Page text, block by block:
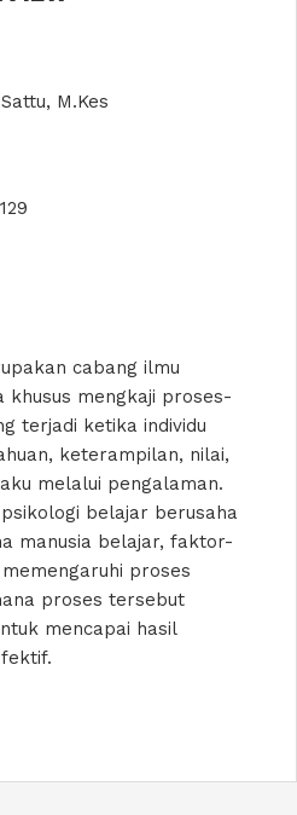
M.Kes
cabang ilmu
khusus mengkaji proses-
terjadi ketika individu
keterampilan, nilai,
melalui pengalaman.
belajar berusaha
manusia belajar, faktor-
proses
proses tersebut
mencapai hasil